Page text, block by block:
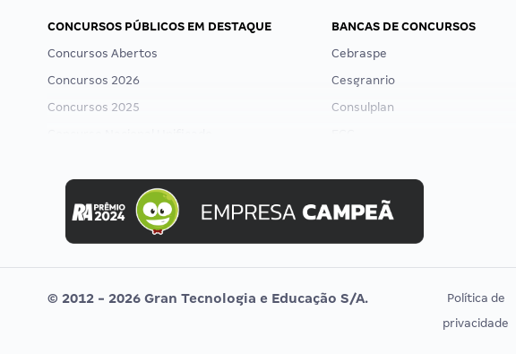
CONCURSOS PÚBLICOS EM DESTAQUE
Concursos Abertos
Concursos 2026
Concursos 2025
Concurso MPU
Editais publicados
BANCAS DE CONCURSOS
Cebraspe
Cesgranrio
Consulplan
Selecon
Uniase
Vunesp
© 2012 - 2026 Gran Tecnologia e Educação S/A.
Política de
privacidade